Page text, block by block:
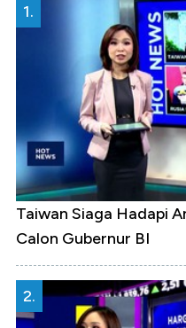
1.
Taiwan Siaga Hadapi
Calon Gubernur BI
2.